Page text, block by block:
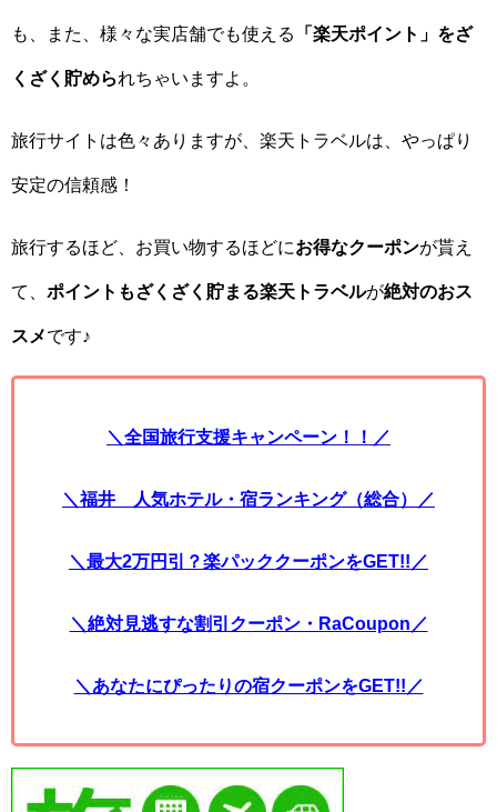
も、また、様々な実店舗でも使える 「楽天ポイント」をざ
くざく貯められちゃいますよ。
旅行サイトは色々ありますが、楽天トラベルは、やっぱり
安定の信頼感！
旅行するほど、お買い物するほどにお得なクーポンが貰え
て、 ポイントもざくざく貯まる楽天トラベルが絶対のおス
スメです♪
＼全国旅行支援キャンペーン！！／
＼福井 人気ホテル・宿ランキング（総合）／
＼最大2万円引？楽パッククーポンをGET!!／
＼絶対見逃すな割引クーポン・RaCoupon／
＼あなたにぴったりの宿クーポンをGET!!／